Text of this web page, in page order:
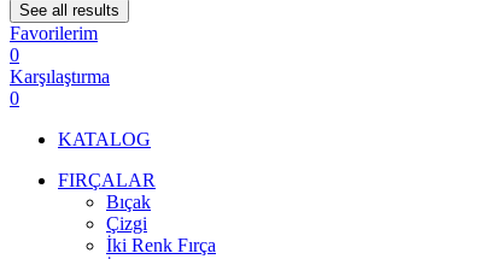
See all results
Favorilerim
0
Karşılaştırma
0
KATALOG
FIRÇALAR
Bıçak
Çizgi
İki Renk Fırça